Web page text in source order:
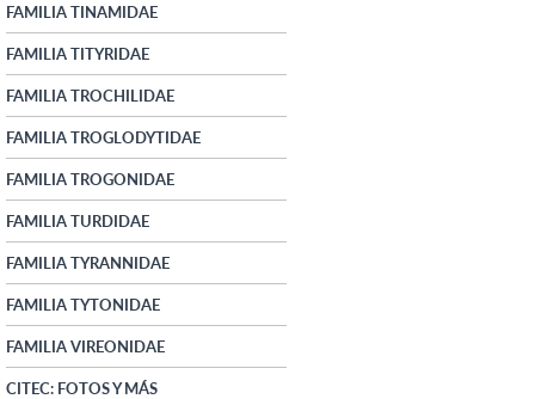
FAMILIA TINAMIDAE
FAMILIA TITYRIDAE
FAMILIA TROCHILIDAE
FAMILIA TROGLODYTIDAE
FAMILIA TROGONIDAE
FAMILIA TURDIDAE
FAMILIA TYRANNIDAE
FAMILIA TYTONIDAE
FAMILIA VIREONIDAE
CITEC: FOTOS Y MÁS